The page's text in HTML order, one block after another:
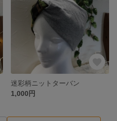
迷彩柄ニットターバン
1,000円